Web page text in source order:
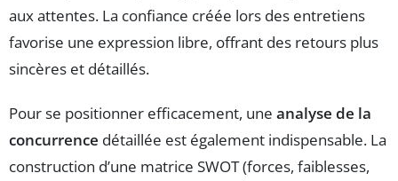
aux attentes. La confiance créée lors des entretiens
favorise une expression libre, offrant des retours plus
sincères et détaillés.
Pour se positionner efficacement, une analyse de la
concurrence détaillée est également indispensable. La
construction d’une matrice SWOT (forces, faiblesses,